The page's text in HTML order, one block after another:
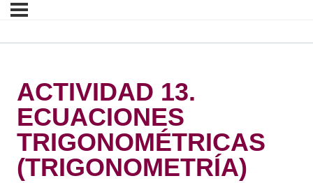
ACTIVIDAD 13.
ECUACIONES
TRIGONOMÉTRICAS
(TRIGONOMETRÍA)